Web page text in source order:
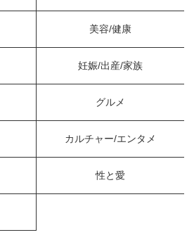
美容/健康
妊娠/出産/家族
グルメ
カルチャー/エンタメ
性と愛